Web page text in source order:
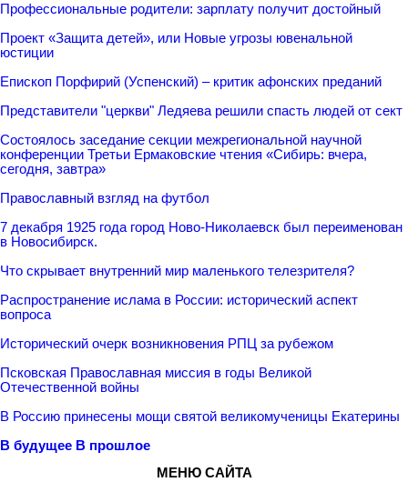
Профессиональные родители: зарплату получит достойный
Проект «Защита детей», или Новые угрозы ювенальной
юстиции
Епископ Порфирий (Успенский) – критик афонских преданий
Представители "церкви" Ледяева решили спасть людей от сект
Состоялось заседание секции межрегиональной научной
конференции Третьи Ермаковские чтения «Сибирь: вчера,
сегодня, завтра»
Православный взгляд на футбол
7 декабря 1925 года город Ново-Николаевск был переименован
в Новосибирск.
Что скрывает внутренний мир маленького телезрителя?
Распространение ислама в России: исторический аспект
вопроса
Исторический очерк возникновения РПЦ за рубежом
Псковская Православная миссия в годы Великой
Отечественной войны
В Россию принесены мощи святой великомученицы Екатерины
В будущее В прошлое
МЕНЮ САЙТА